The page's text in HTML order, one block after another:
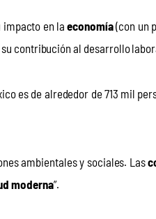
impacto en la economía (con un
contribución al desarrollo
es de alrededor de 713 mil
ambientales y sociales. Las
moderna”.